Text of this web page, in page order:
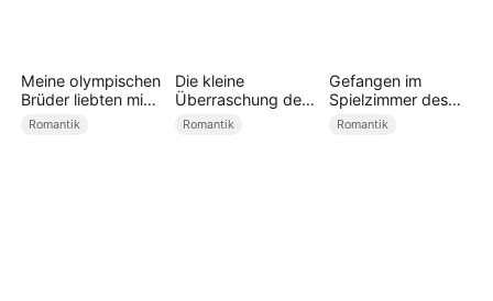
Meine olympischen
Brüder liebten mich
zu spät
Romantik
Die kleine
Überraschung des
CEOs
Romantik
Gefangen im
Spielzimmer des
Professors
Romantik